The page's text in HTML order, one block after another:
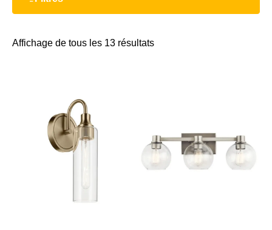
Affichage de tous les 13 résultats